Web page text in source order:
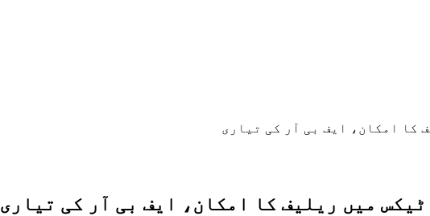
کا امکان، ایف بی آر کی تیاری
میں ریلیف کا امکان، ایف بی آر کی تیاری